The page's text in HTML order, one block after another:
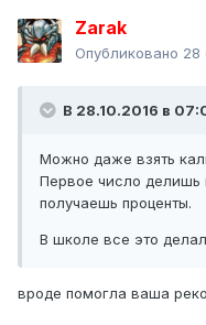
Zarak
Опубликовано 28
В 28.10.2016 в
Можно даже взять
Первое число делишь
получаешь проценты.
В школе все это
вроде помогла ваша